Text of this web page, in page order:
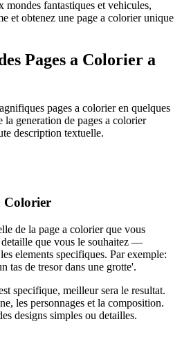
mondes fantastiques et vehicules,
et obtenez une page a colorier unique
Pages a Colorier a
pages a colorier en quelques
generation de pages a colorier
description textuelle.
Colorier
de la page a colorier que vous
detaille que vous le souhaitez —
elements specifiques. Par exemple:
tas de tresor dans une grotte'.
specifique, meilleur sera le resultat.
les personnages et la composition.
designs simples ou detailles.